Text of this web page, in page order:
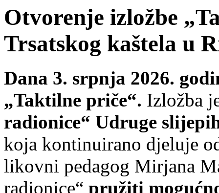
Otvorenje izložbe
Trsatskog kaštela u
Dana 3. srpnja 2026.
„Taktilne priče“. Izložba
radionice“ Udruge
koja kontinuirano djeluje
likovni pedagog Mirjana
radionice“ pružiti